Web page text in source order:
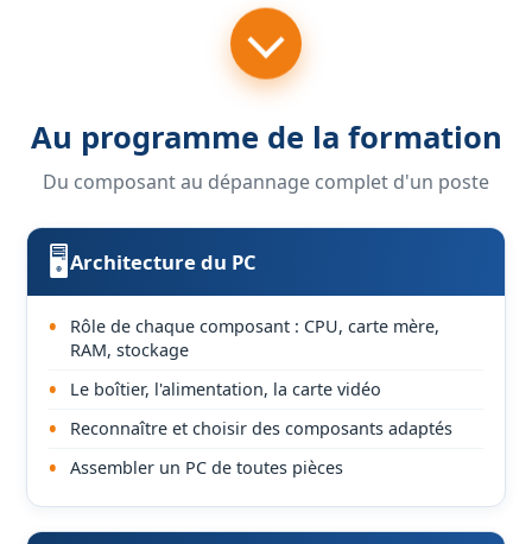
Au programme de la formation
Du composant au dépannage complet d'un poste
🖥️Architecture du PC
Rôle de chaque composant : CPU, carte mère,
RAM, stockage
Le boîtier, l'alimentation, la carte vidéo
Reconnaître et choisir des composants adaptés
Assembler un PC de toutes pièces